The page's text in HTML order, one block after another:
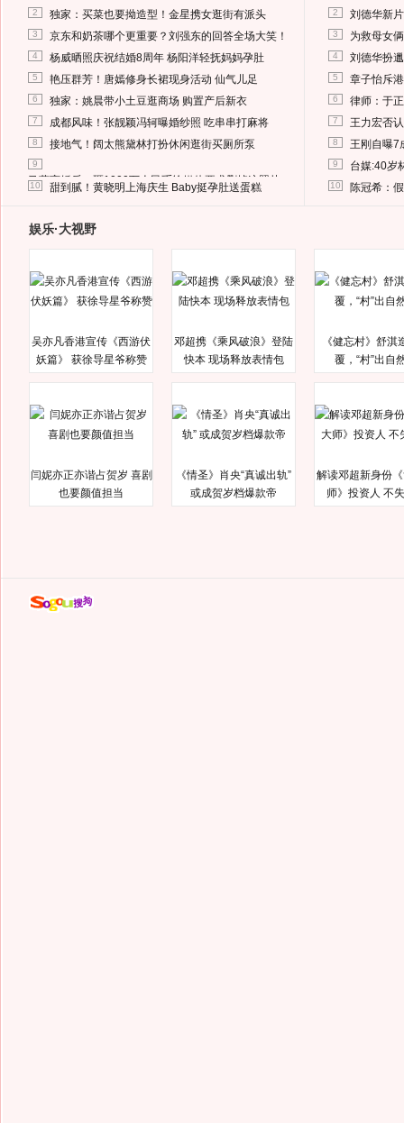
2 独家：买菜也要拗造型！金星携女逛街有派头
3 京东和奶茶哪个更重要？刘强东的回答全场大笑！
4 杨威晒照庆祝结婚8周年 杨阳洋轻抚妈妈孕肚
5 艳压群芳！唐嫣修身长裙现身活动 仙气儿足
6 独家：姚晨带小土豆逛商场 购置产后新衣
7 成都风味！张靓颖冯轲曝婚纱照 吃串串打麻将
8 接地气！阔太熊黛林打扮休闲逛街买厕所泵
9
马蓉离婚后，砸1000万人民币给媒体要求删掉这照片
10 甜到腻！黄晓明上海庆生 Baby挺孕肚送蛋糕
2 刘德华新
3 为救母女
4 刘德华扮
5 章子怡斥
6 律师：于
7 王力宏否
8 王刚自曝7
9 台媒:40岁
10 陈冠希：
娱乐·大视野
吴亦凡香港宣传《西游伏
妖篇》 获徐导星爷称赞
邓超携《乘风破浪》登陆
快本 现场释放表情包
《健忘村》舒淇
覆，“村”出自
闫妮亦正亦谐占贺岁 喜剧
也要颜值担当
《情圣》肖央“真诚出轨”
或成贺岁档爆款帝
解读邓超新身份
师》投资人 不